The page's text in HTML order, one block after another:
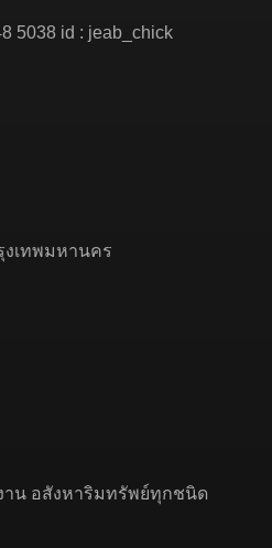
5038 id : jeab_chick
งเทพมหานคร
าน อสังหาริมทรัพย์ทุกชนิด